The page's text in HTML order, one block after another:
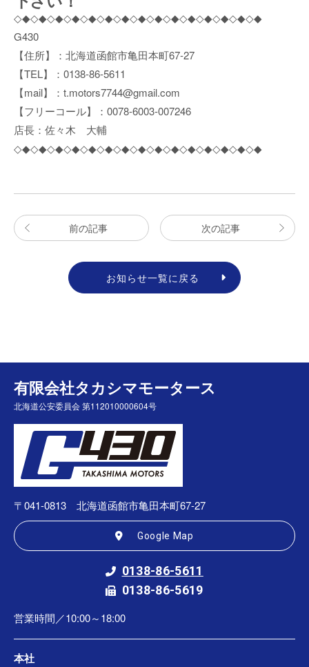
◇◆◇◆◇◆◇◆◇◆◇◆◇◆◇◆◇◆◇◆◇◆◇◆◇◆◇◆◇◆
G430
【住所】：北海道函館市亀田本町67-27
【TEL】：0138-86-5611
【mail】：t.motors7744@gmail.com
【フリーコール】：0078-6003-007246
店長：佐々木 大輔
◇◆◇◆◇◆◇◆◇◆◇◆◇◆◇◆◇◆◇◆◇◆◇◆◇◆◇◆◇◆
前の記事 次の記事
お知らせ一覧に戻る
有限会社タカシマモータース
北海道公安委員会 第112010000604号
〒041-0813 北海道函館市亀田本町67-27
Google Map
0138-86-5611
0138-86-5619
営業時間／10:00～18:00
本社